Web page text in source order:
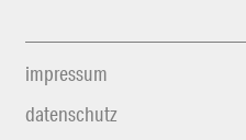
impressum
datenschutz